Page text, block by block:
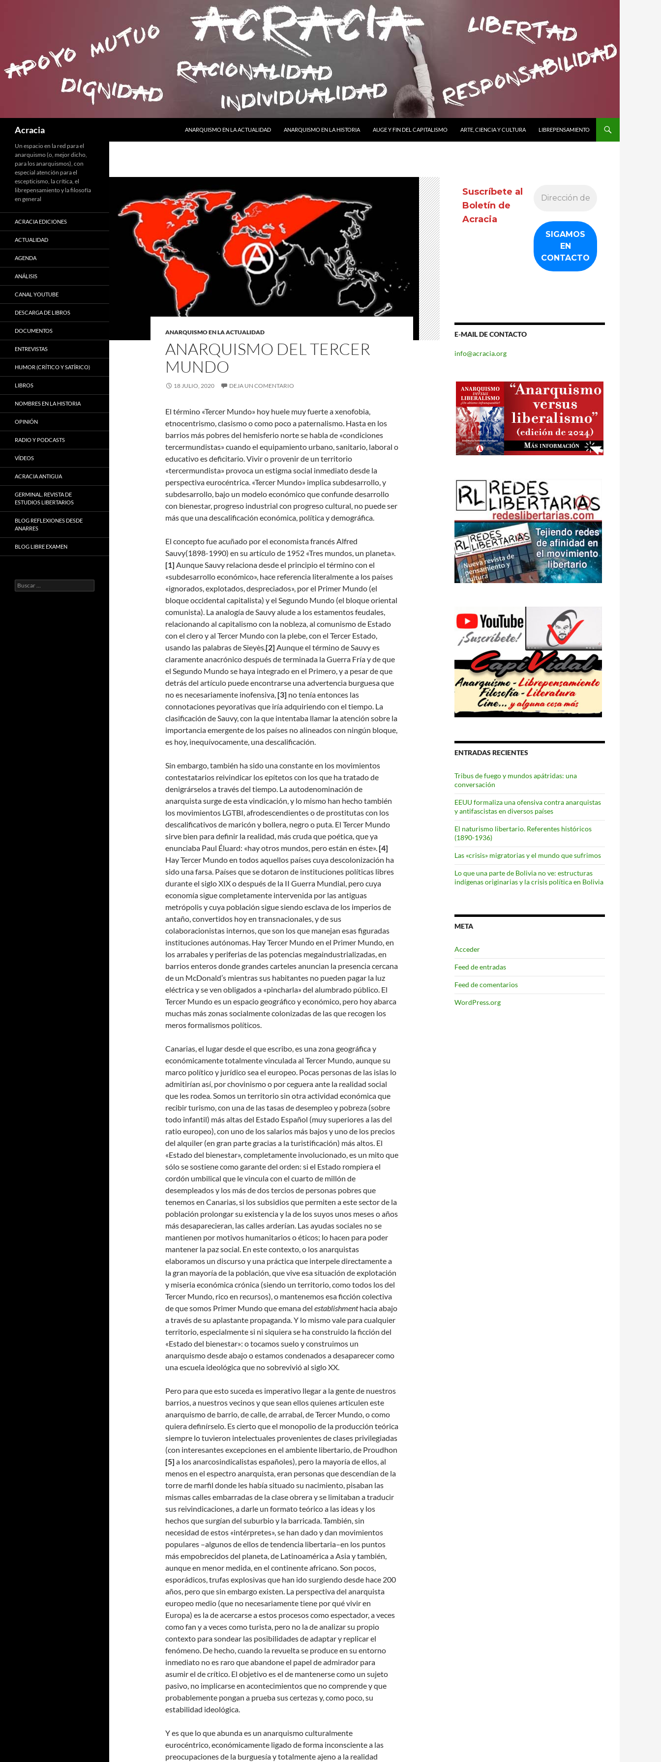
Acracia
ANARQUISMO EN LA ACTUALIDAD
ANARQUISMO EN LA HISTORIA AUGE Y FIN DEL CAPITALISMO ARTE, CIENCIA Y CULTURA LIBREPENSAMIENTO
ANARQUISMO EN LA ACTUALIDAD
ANARQUISMO DEL TERCER
MUNDO
18 JULIO, 2020 DEJA UN COMENTARIO
El término «Tercer Mundo» hoy huele muy fuerte a xenofobia,
etnocentrismo, clasismo o como poco a paternalismo. Hasta en los
barrios más pobres del hemisferio norte se habla de «condiciones
tercermundistas» cuando el equipamiento urbano, sanitario, laboral o
educativo es deficitario. Vivir o provenir de un territorio
«tercermundista» provoca un estigma social inmediato desde la
perspectiva eurocéntrica. «Tercer Mundo» implica subdesarrollo, y
subdesarrollo, bajo un modelo económico que confunde desarrollo
con bienestar, progreso industrial con progreso cultural, no puede ser
más que una descalificación económica, política y demográfica.
El concepto fue acuñado por el economista francés Alfred
Sauvy(1898-1990) en su artículo de 1952 «Tres mundos, un planeta».
[1] Aunque Sauvy relaciona desde el principio el término con el
«subdesarrollo económico», hace referencia literalmente a los países
«ignorados, explotados, despreciados», por el Primer Mundo (el
bloque occidental capitalista) y el Segundo Mundo (el bloque oriental
comunista). La analogía de Sauvy alude a los estamentos feudales,
relacionando al capitalismo con la nobleza, al comunismo de Estado
con el clero y al Tercer Mundo con la plebe, con el Tercer Estado,
usando las palabras de Sieyès.[2] Aunque el término de Sauvy es
claramente anacrónico después de terminada la Guerra Fría y de que
el Segundo Mundo se haya integrado en el Primero, y a pesar de que
detrás del artículo puede encontrarse una advertencia burguesa que
no es necesariamente inofensiva, [3] no tenía entonces las
connotaciones peyorativas que iría adquiriendo con el tiempo. La
clasificación de Sauvy, con la que intentaba llamar la atención sobre la
importancia emergente de los países no alineados con ningún bloque,
es hoy, inequívocamente, una descalificación.
Sin embargo, también ha sido una constante en los movimientos
contestatarios reivindicar los epítetos con los que ha tratado de
denigrárselos a través del tiempo. La autodenominación de
anarquista surge de esta vindicación, y lo mismo han hecho también
los movimientos LGTBI, afrodescendientes o de prostitutas con los
descalificativos de maricón y bollera, negro o puta. El Tercer Mundo
sirve bien para definir la realidad, más cruda que poética, que ya
enunciaba Paul Éluard: «hay otros mundos, pero están en éste». [4]
Hay Tercer Mundo en todos aquellos países cuya descolonización ha
sido una farsa. Países que se dotaron de instituciones políticas libres
durante el siglo XIX o después de la II Guerra Mundial, pero cuya
economía sigue completamente intervenida por las antiguas
metrópolis y cuya población sigue siendo esclava de los imperios de
antaño, convertidos hoy en transnacionales, y de sus
colaboracionistas internos, que son los que manejan esas figuradas
instituciones autónomas. Hay Tercer Mundo en el Primer Mundo, en
los arrabales y periferias de las potencias megaindustrializadas, en
barrios enteros donde grandes carteles anuncian la presencia cercana
de un McDonald’s mientras sus habitantes no pueden pagar la luz
eléctrica y se ven obligados a «pincharla» del alumbrado público. El
Tercer Mundo es un espacio geográfico y económico, pero hoy abarca
muchas más zonas socialmente colonizadas de las que recogen los
meros formalismos políticos.
Canarias, el lugar desde el que escribo, es una zona geográfica y
económicamente totalmente vinculada al Tercer Mundo, aunque su
marco político y jurídico sea el europeo. Pocas personas de las islas lo
admitirían así, por chovinismo o por ceguera ante la realidad social
que les rodea. Somos un territorio sin otra actividad económica que
recibir turismo, con una de las tasas de desempleo y pobreza (sobre
todo infantil) más altas del Estado Español (muy superiores a las del
ratio europeo), con uno de los salarios más bajos y uno de los precios
del alquiler (en gran parte gracias a la turistificación) más altos. El
«Estado del bienestar», completamente involucionado, es un mito que
sólo se sostiene como garante del orden: si el Estado rompiera el
cordón umbilical que le vincula con el cuarto de millón de
desempleados y los más de dos tercios de personas pobres que
tenemos en Canarias, si los subsidios que permiten a este sector de la
población prolongar su existencia y la de los suyos unos meses o años
más desaparecieran, las calles arderían. Las ayudas sociales no se
mantienen por motivos humanitarios o éticos; lo hacen para poder
mantener la paz social. En este contexto, o los anarquistas
elaboramos un discurso y una práctica que interpele directamente a
la gran mayoría de la población, que vive esa situación de explotación
y miseria económica crónica (siendo un territorio, como todos los del
Tercer Mundo, rico en recursos), o mantenemos esa ficción colectiva
de que somos Primer Mundo que emana del establishmenthacia abajo
a través de su aplastante propaganda. Y lo mismo vale para cualquier
territorio, especialmente si ni siquiera se ha construido la ficción del
«Estado del bienestar»: o tocamos suelo y construimos un
anarquismo desde abajo o estamos condenados a desaparecer como
una escuela ideológica que no sobrevivió al siglo XX.
Pero para que esto suceda es imperativo llegar a la gente de nuestros
barrios, a nuestros vecinos y que sean ellos quienes articulen este
anarquismo de barrio, de calle, de arrabal, de Tercer Mundo, o como
quiera definírselo. Es cierto que el monopolio de la producción teórica
siempre lo tuvieron intelectuales provenientes de clases privilegiadas
(con interesantes excepciones en el ambiente libertario, de Proudhon
[5] a los anarcosindicalistas españoles), pero la mayoría de ellos, al
menos en el espectro anarquista, eran personas que descendían de la
torre de marfil donde les había situado su nacimiento, pisaban las
mismas calles embarradas de la clase obrera y se limitaban a traducir
sus reivindicaciones, a darle un formato teórico a las ideas y los
hechos que surgían del suburbio y la barricada. También, sin
necesidad de estos «intérpretes», se han dado y dan movimientos
populares –algunos de ellos de tendencia libertaria–en los puntos
más empobrecidos del planeta, de Latinoamérica a Asia y también,
aunque en menor medida, en el continente africano. Son pocos,
esporádicos, trufas explosivas que han ido surgiendo desde hace 200
años, pero que sin embargo existen. La perspectiva del anarquista
europeo medio (que no necesariamente tiene por qué vivir en
Europa) es la de acercarse a estos procesos como espectador, a veces
como fan y a veces como turista, pero no la de analizar su propio
contexto para sondear las posibilidades de adaptar y replicar el
fenómeno. De hecho, cuando la revuelta se produce en su entorno
inmediato no es raro que abandone el papel de admirador para
asumir el de crítico. El objetivo es el de mantenerse como un sujeto
pasivo, no implicarse en acontecimientos que no comprende y que
probablemente pongan a prueba sus certezas y, como poco, su
estabilidad ideológica.
Y es que lo que abunda es un anarquismo culturalmente
eurocéntrico, económicamente ligado de forma inconsciente a las
preocupaciones de la burguesía y totalmente ajeno a la realidad
Suscríbete al
Boletín de
Acracia
E-MAIL DE CONTACTO
info@acracia.org
ENTRADAS RECIENTES
Tribus de fuego y mundos apátridas: una
conversación
EEUU formaliza una ofensiva contra anarquistas
y antifascistas en diversos países
El naturismo libertario. Referentes históricos
(1890-1936)
Las «crisis» migratorias y el mundo que sufrimos
Lo que una parte de Bolivia no ve: estructuras
indígenas originarias y la crisis política en Bolivia
META
Acceder
Feed de entradas
Feed de comentarios
WordPress.org
Un espacio en la red para el
anarquismo (o, mejor dicho,
para los anarquismos), con
especial atención para el
escepticismo, la crítica, el
librepensamiento y la filosofía
en general
ACRACIA EDICIONES
ACTUALIDAD
AGENDA
ANÁLISIS
CANAL YOUTUBE
DESCARGA DE LIBROS
DOCUMENTOS
ENTREVISTAS
HUMOR (CRÍTICO Y SATÍRICO)
LIBROS
NOMBRES EN LA HISTORIA
OPINIÓN
RADIO Y PODCASTS
VÍDEOS
ACRACIA ANTIGUA
GERMINAL. REVISTA DE
ESTUDIOS LIBERTARIOS
BLOG REFLEXIONES DESDE
ANARRES
BLOG LIBRE EXAMEN
Buscar: